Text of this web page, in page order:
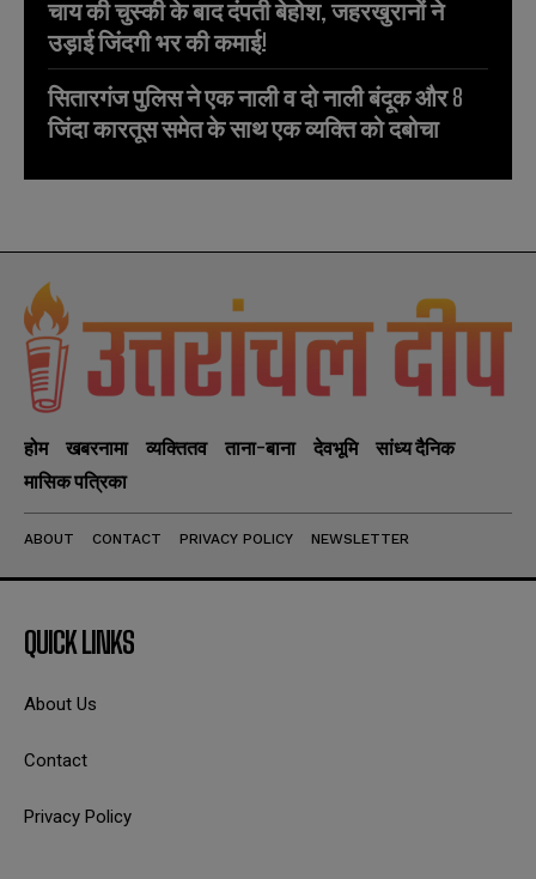
चाय की चुस्की के बाद दंपती बेहोश, जहरखुरानों ने
उड़ाई जिंदगी भर की कमाई!
सितारगंज पुलिस ने एक नाली व दो नाली बंदूक और 8
जिंदा कारतूस समेत के साथ एक व्यक्ति को दबोचा
होम खबरनामा व्यक्तितव ताना-बाना देवभूमि
सांध्य दैनिक
मासिक पत्रिका
ABOUT CONTACT PRIVACY POLICY NEWSLETTER
QUICK LINKS
About Us
Contact
Privacy Policy